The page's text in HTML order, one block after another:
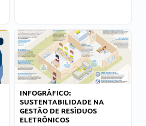
INFOGRÁFICO:
SUSTENTABILIDADE NA
GESTÃO DE RESÍDUOS
ELETRÔNICOS